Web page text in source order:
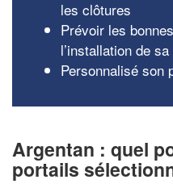
les clôtures
Prévoir les
l’installation de
Personnalisé son
Argentan : quel
portails